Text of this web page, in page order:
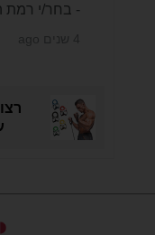
- בחר/י רמת